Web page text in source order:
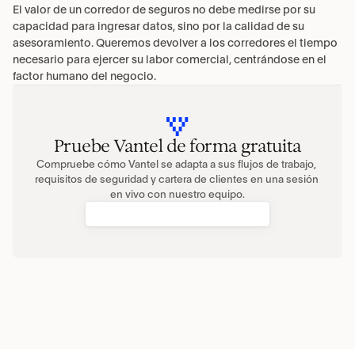
El valor de un corredor de seguros no debe medirse por su
capacidad para ingresar datos, sino por la calidad de su
asesoramiento. Queremos devolver a los corredores el tiempo
necesario para ejercer su labor comercial, centrándose en el
factor humano del negocio.
Pruebe Vantel de forma gratuita
Compruebe cómo Vantel se adapta a sus flujos de trabajo,
requisitos de seguridad y cartera de clientes en una sesión
en vivo con nuestro equipo.